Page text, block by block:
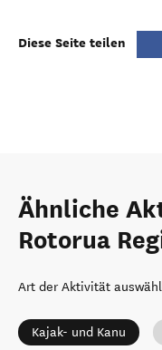
Diese Seite teilen
Ähnliche
Rotorua
Art der Aktivität
Kajak- und Kanu